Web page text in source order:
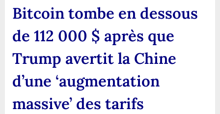
dessous
de
112
000
après
Trump
la
Bitcoin tombe en dessous
de 112 000 $ après que
Trump avertit la Chine
d’une ‘augmentation
massive’ des tarifs